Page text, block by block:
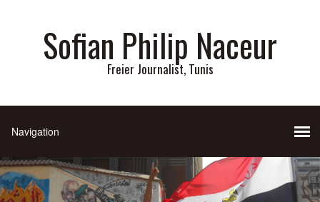
Sofian Philip Naceur
Freier Journalist, Tunis